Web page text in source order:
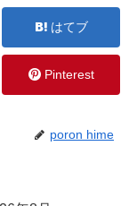
はてブ
Pinterest
poron hime